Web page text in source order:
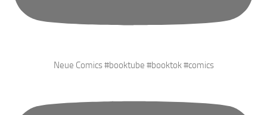
Neue Comics #booktube #booktok #comics